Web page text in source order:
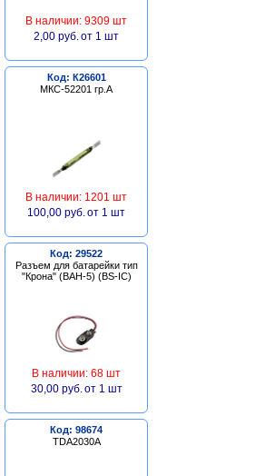
В наличии: 9309 шт
2,00 руб. от 1 шт
Код: К26601
МКС-52201 гр.А
В наличии: 1201 шт
100,00 руб. от 1 шт
Код: 29522
Разъем для батарейки тип
"Крона" (BAH-5) (BS-IC)
В наличии: 68 шт
30,00 руб. от 1 шт
Код: 98674
TDA2030A